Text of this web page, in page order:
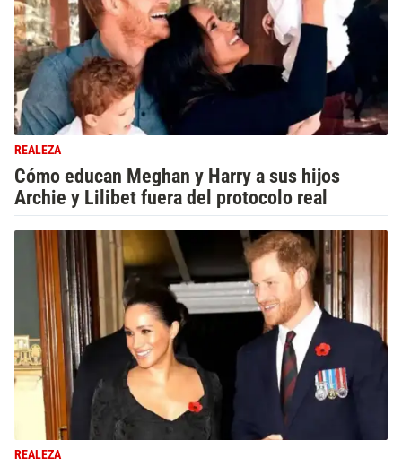
REALEZA
Cómo educan Meghan y Harry a sus hijos
Archie y Lilibet fuera del protocolo real
REALEZA